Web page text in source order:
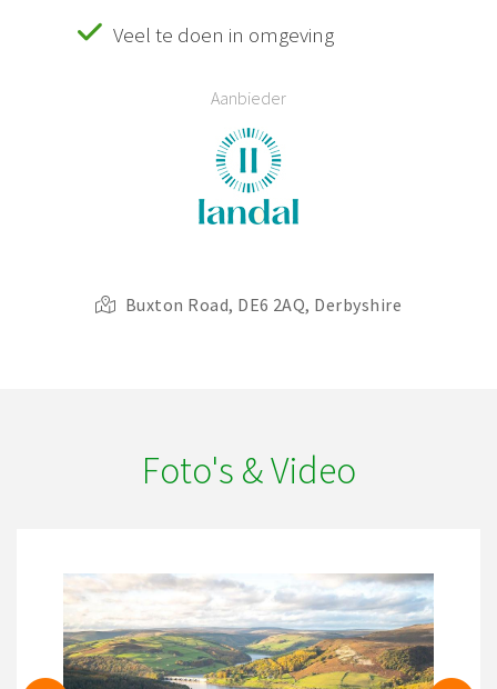
Veel te doen in omgeving
Aanbieder
Buxton Road, DE6 2AQ, Derbyshire
Foto's & Video